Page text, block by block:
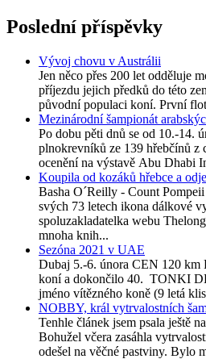
Poslední příspěvky
Vývoj chovu v Austrálii
Jen něco přes 200 let odděluje
příjezdu jejich předků do této
původní populaci koní. První
Mezinárodní šampionát
Po dobu pěti dnů se od 10.-14.
plnokrevníků ze 139 hřebčínů z
ocenění na výstavě Abu Dhabi
Koupila od kozáků hřebce a
Basha O´Reilly - Count
svých 73 letech ikona dálkové
spoluzakladatelka webu
mnoha knih...
Sezóna 2021 v UAE
Dubaj 5.-6. února CEN 120 km
koní a dokončilo 40. TONKI
jméno vítězného koně (9 letá
NOBBY, král vytrvalostních
Tenhle článek jsem psala ještě
Bohužel včera zasáhla
odešel na věčné pastviny. Bylo